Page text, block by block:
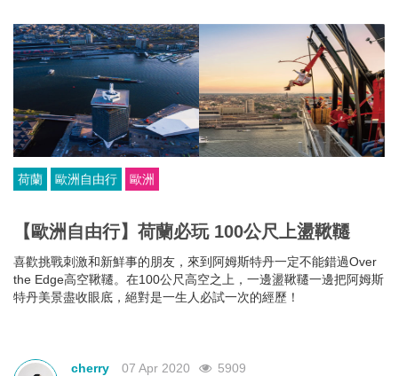
荷蘭 歐洲自由行 歐洲
【歐洲自由行】荷蘭必玩 100公尺上盪鞦韆
喜歡挑戰刺激和新鮮事的朋友，來到阿姆斯特丹一定不能錯過Over
the Edge高空鞦韆。在100公尺高空之上，一邊盪鞦韆一邊把阿姆斯
特丹美景盡收眼底，絕對是一生人必試一次的經歷！
cherry 07 Apr 2020 5909